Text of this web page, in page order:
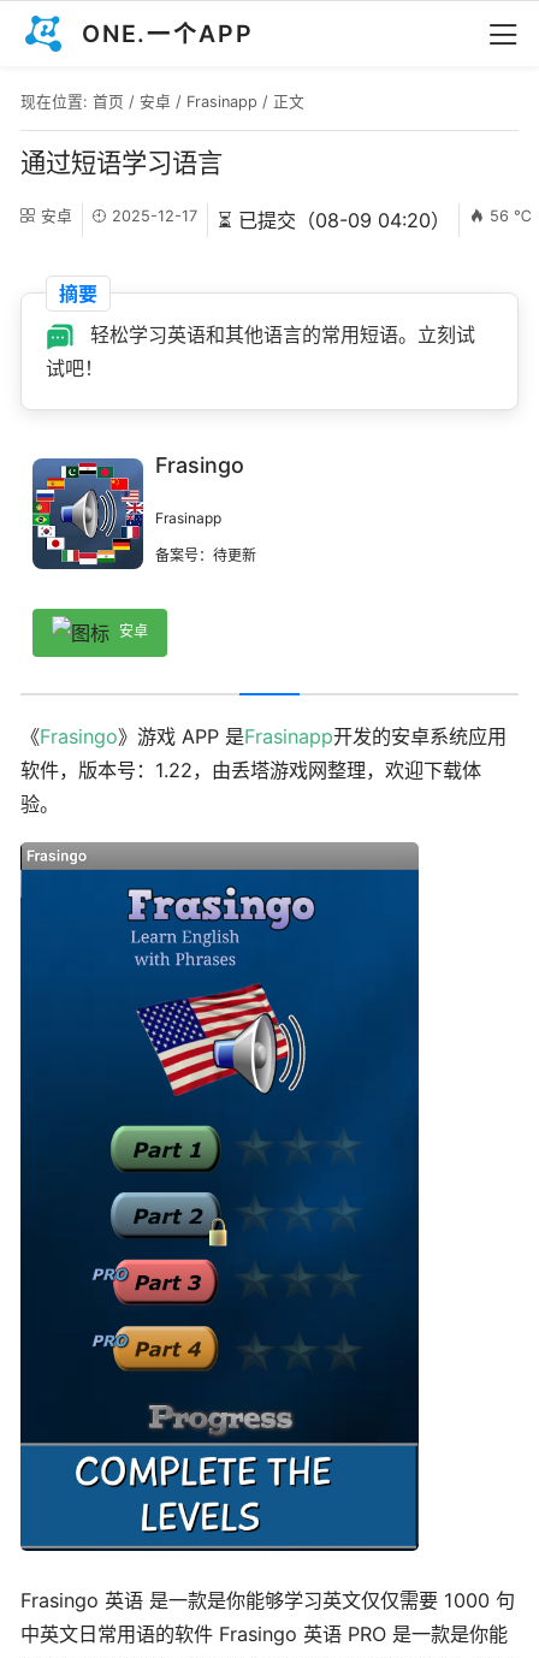
ONE.一个APP
现在位置: 首页 / 安卓 / Frasinapp / 正文
通过短语学习语言
安卓 2025-12-17 ⏳ 已提交（08-09 04:20） 56 ℃
摘要
轻松学习英语和其他语言的常用短语。立刻试
试吧！
Frasingo
Frasinapp
备案号：待更新
安卓
《Frasingo》游戏 APP 是Frasinapp开发的安卓系统应用
软件，版本号：1.22，由丢塔游戏网整理，欢迎下载体
验。
Frasingo 英语 是一款是你能够学习英文仅仅需要 1000 句
中英文日常用语的软件 Frasingo 英语 PRO 是一款是你能